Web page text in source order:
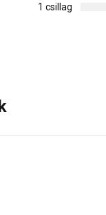
1 csillag